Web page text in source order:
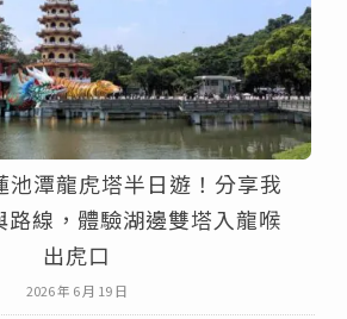
潭龍虎塔半日遊！分享我
路線，體驗湖邊雙塔入龍喉
出虎口
2026 年 6 月 19 日